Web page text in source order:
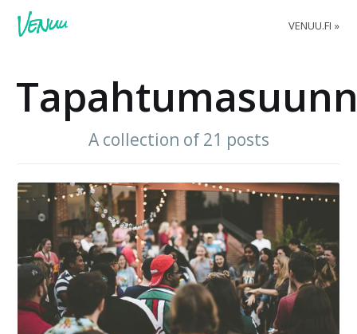
VENUU.FI
A collection of 21 posts